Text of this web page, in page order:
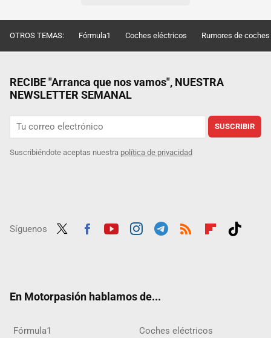
OTROS TEMAS: Fórmula1 Coches eléctricos Rumores de coches
RECIBE "Arranca que nos vamos", NUESTRA
NEWSLETTER SEMANAL
SUSCRIBIR
Suscribiéndote aceptas nuestra política de privacidad
Síguenos
En Motorpasión hablamos de...
Fórmula1 Coches eléctricos